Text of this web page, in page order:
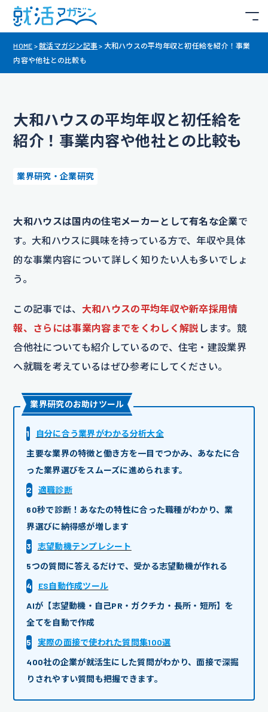
HOME >就活マガジン記事 > 大和ハウスの平均年収と初任給を紹介！事業
内容や他社との比較も
大和ハウスの平均年収と初任給を
紹介！事業内容や他社との比較も
業界研究・企業研究
大和ハウスは国内の住宅メーカーとして有名な企業で
す。大和ハウスに興味を持っている方で、年収や具体
的な事業内容について詳しく知りたい人も多いでしょ
う。
この記事では、 大和ハウスの平均年収や新卒採用情
報、さらには事業内容までをくわしく解説 します。競
合他社についても紹介しているので、住宅・建設業界
へ就職を考えているはぜひ参考にしてください。
業界研究のお助けツール
1
自分に合う業界がわかる分析大全
主要な業界の特徴と働き方を一目でつかみ、あなたに合
った業界選びをスムーズに進められます。
2
適職診断
60秒で診断！あなたの特性に合った職種がわかり、業
界選びに納得感が増します
3
志望動機テンプレシート
5つの質問に答えるだけで、受かる志望動機が作れる
4
ES自動作成ツール
AIが【志望動機・自己PR・ガクチカ・長所・短所】を
全てを自動で作成
5
実際の面接で使われた質問集100選
400社の企業が就活生にした質問がわかり、面接で深掘
りされやすい質問も把握できます。